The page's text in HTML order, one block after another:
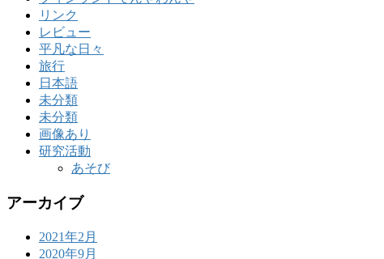
リンク
レビュー
平凡な日々
旅行
日本語
未分類
未分類
画像あり
研究活動
あそび
アーカイブ
2021年2月
2020年9月